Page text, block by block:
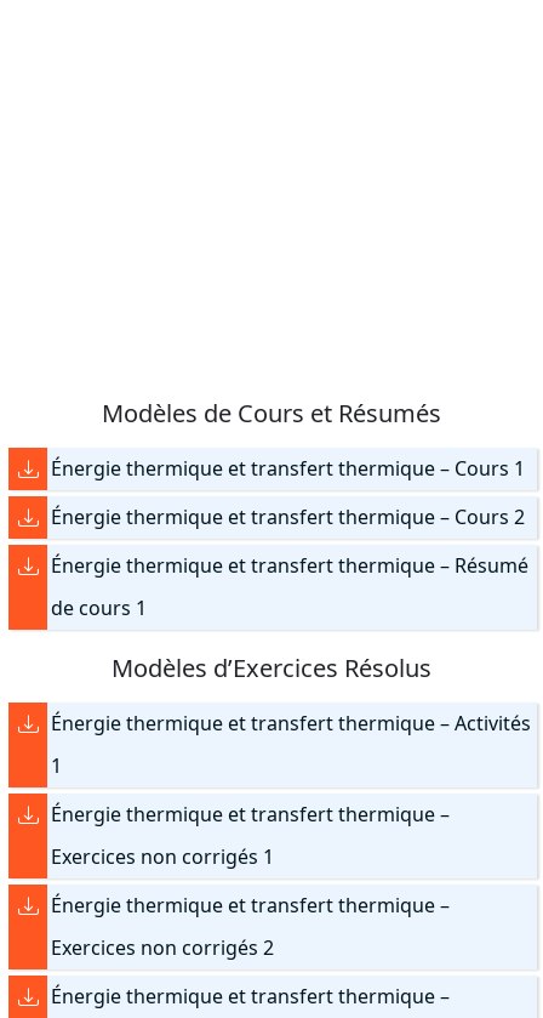
Modèles de Cours et Résumés
Énergie thermique et transfert thermique – Cours 1
Énergie thermique et transfert thermique – Cours 2
Énergie thermique et transfert thermique – Résumé
de cours 1
Modèles d’Exercices Résolus
Énergie thermique et transfert thermique – Activités
1
Énergie thermique et transfert thermique –
Exercices non corrigés 1
Énergie thermique et transfert thermique –
Exercices non corrigés 2
Énergie thermique et transfert thermique –